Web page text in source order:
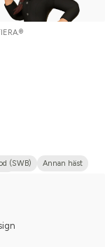
(SWB)
Annan häst